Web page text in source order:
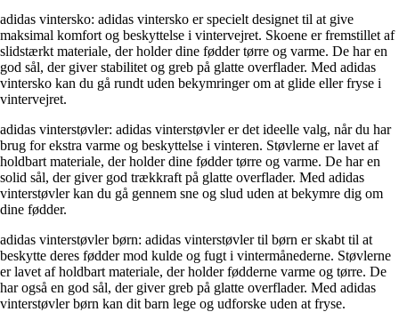
adidas vintersko: adidas vintersko er specielt designet til at give
maksimal komfort og beskyttelse i vintervejret. Skoene er fremstillet af
slidstærkt materiale, der holder dine fødder tørre og varme. De har en
god sål, der giver stabilitet og greb på glatte overflader. Med adidas
vintersko kan du gå rundt uden bekymringer om at glide eller fryse i
vintervejret.
adidas vinterstøvler: adidas vinterstøvler er det ideelle valg, når du har
brug for ekstra varme og beskyttelse i vinteren. Støvlerne er lavet af
holdbart materiale, der holder dine fødder tørre og varme. De har en
solid sål, der giver god trækkraft på glatte overflader. Med adidas
vinterstøvler kan du gå gennem sne og slud uden at bekymre dig om
dine fødder.
adidas vinterstøvler børn: adidas vinterstøvler til børn er skabt til at
beskytte deres fødder mod kulde og fugt i vintermånederne. Støvlerne
er lavet af holdbart materiale, der holder fødderne varme og tørre. De
har også en god sål, der giver greb på glatte overflader. Med adidas
vinterstøvler børn kan dit barn lege og udforske uden at fryse.